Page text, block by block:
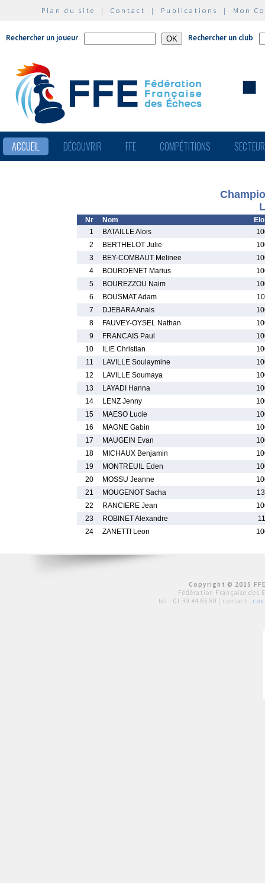
Plan du site | Contact | Publications | Mon
Rechercher un joueur Rechercher un club
ACCUEIL DÉCOUVRIR FFE COMPÉTITIONS
Nr Nom
Elo
1
BATAILLE Alois
2
BERTHELOT Julie
3
BEY-COMBAUT Melinee
4
BOURDENET Marius
5
BOUREZZOU Naim
6
BOUSMAT Adam
7
DJEBARA Anais
8
FAUVEY-OYSEL Nathan
9
FRANCAIS Paul
10
ILIE Christian
11
LAVILLE Soulaymine
12
LAVILLE Soumaya
13
LAYADI Hanna
14
LENZ Jenny
15
MAESO Lucie
16
MAGNE Gabin
17
MAUGEIN Evan
18
MICHAUX Benjamin
19
MONTREUIL Eden
20
MOSSU Jeanne
21
MOUGENOT Sacha
22
RANCIERE Jean
23
ROBINET Alexandre
24
ZANETTI Leon
Copyright © 2015
Fédération Française des
tél : 01 39 44 65 80 | contact :